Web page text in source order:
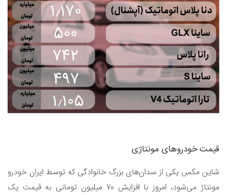
قیمت خودروهای مونتاژی
شاین مکس یکی از سدان‌های بزرگ خانوادگی که توسط ایران خودرو
مونتاژ می‌شود، امروز با افزایش ۷۰ میلیون تومانی به قیمت یک